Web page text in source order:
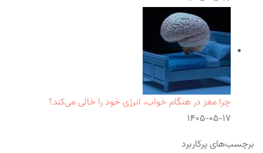
چرا مغز در هنگام خواب، انرژی خود را خالی می‌کند؟
۱۴۰۵-۰۵-۱۷
برچسب‌های پرکاربرد